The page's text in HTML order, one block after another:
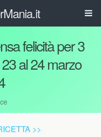
felicità per 3
al 24 marzo
>>